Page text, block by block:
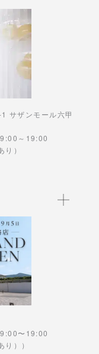
サザンモール六甲
～19:00
）
〜19:00
））